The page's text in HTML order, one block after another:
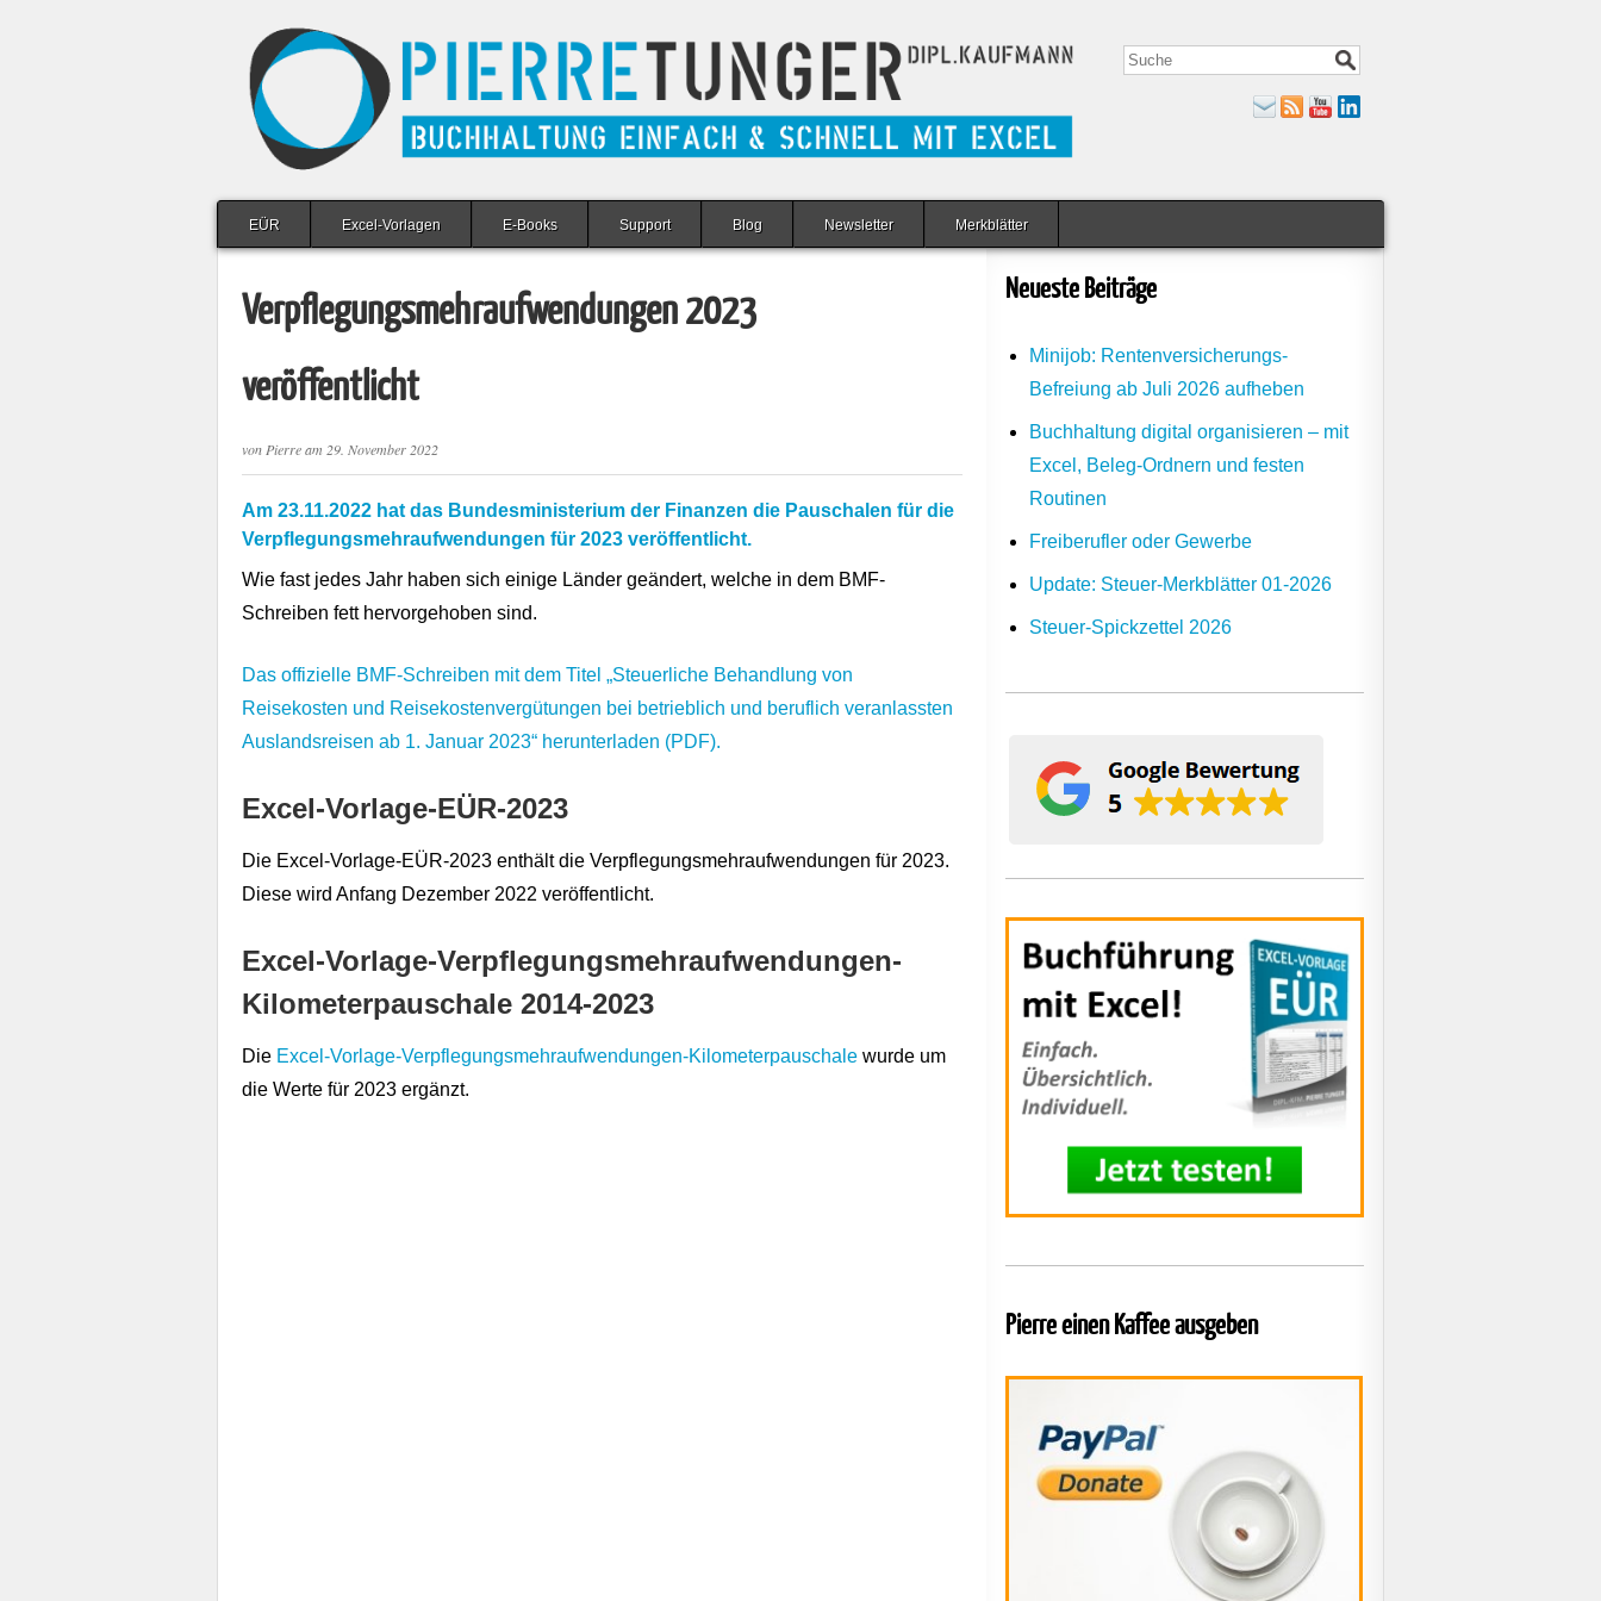
EÜR Excel-Vorlagen E-Books Support Blog Newsletter Merkblätter
Verpflegungsmehraufwendungen 2023
veröffentlicht
von Pierream 29. November 2022
Am 23.11.2022 hat das Bundesministerium der Finanzen die Pauschalen für die
Verpflegungsmehraufwendungen für 2023 veröffentlicht.
Wie fast jedes Jahr haben sich einige Länder geändert, welche in dem BMF-
Schreiben fett hervorgehoben sind.
Das offizielle BMF-Schreiben mit dem Titel „Steuerliche Behandlung von
Reisekosten und Reisekostenvergütungen bei betrieblich und beruflich veranlassten
Auslandsreisen ab 1. Januar 2023“ herunterladen (PDF).
Excel-Vorlage-EÜR-2023
Die Excel-Vorlage-EÜR-2023 enthält die Verpflegungsmehraufwendungen für 2023.
Diese wird Anfang Dezember 2022 veröffentlicht.
Excel-Vorlage-Verpflegungsmehraufwendungen-
Kilometerpauschale 2014-2023
Die Excel-Vorlage-Verpflegungsmehraufwendungen-Kilometerpauschale wurde um
die Werte für 2023 ergänzt.
Neueste Beiträge
Minijob: Rentenversicherungs-
Befreiung ab Juli 2026 aufheben
Buchhaltung digital organisieren – mit
Excel, Beleg-Ordnern und festen
Routinen
Freiberufler oder Gewerbe
Update: Steuer-Merkblätter 01-2026
Steuer-Spickzettel 2026
Pierre einen Kaffee ausgeben